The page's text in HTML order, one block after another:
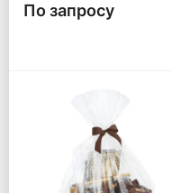
По запросу